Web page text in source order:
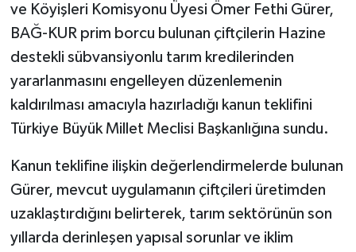
ve Köyişleri Komisyonu Üyesi Ömer Fethi Gürer,
BAĞ-KUR prim borcu bulunan çiftçilerin Hazine
destekli sübvansiyonlu tarım kredilerinden
yararlanmasını engelleyen düzenlemenin
kaldırılması amacıyla hazırladığı kanun teklifini
Türkiye Büyük Millet Meclisi Başkanlığına sundu.
Kanun teklifine ilişkin değerlendirmelerde bulunan
Gürer, mevcut uygulamanın çiftçileri üretimden
uzaklaştırdığını belirterek, tarım sektörünün son
yıllarda derinleşen yapısal sorunlar ve iklim